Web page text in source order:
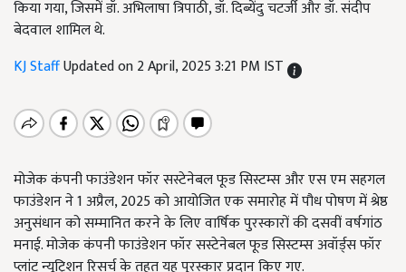
किया गया, जिसमें डॉ. अभिलाषा त्रिपाठी, डॉ. दिब्येंदु चटर्जी और डॉ. संदीप
बेदवाल शामिल थे.
KJ StaffUpdated on 2 April, 2025 3:21 PM IST
मोजेक कंपनी फाउंडेशन फॉर सस्टेनेबल फूड सिस्टम्स और एस एम सहगल
फाउंडेशन ने 1 अप्रैल,2025 को आयोजित एक समारोह में पौध पोषण में श्रेष्ठ
अनुसंधान को सम्मानित करने के लिए वार्षिक पुरस्कारों की दसवीं वर्षगांठ
मनाई. मोजेक कंपनी फाउंडेशन फॉर सस्टेनेबल फूड सिस्टम्स अवॉर्ड्स फॉर
प्लांट न्यूट्रिशन रिसर्च के तहत यह पुरस्कार प्रदान किए गए.